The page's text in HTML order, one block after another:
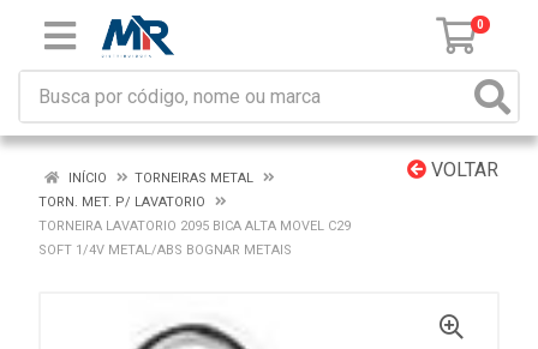
0
VOLTAR
INÍCIO
TORNEIRAS METAL
TORN. MET. P/ LAVATORIO
TORNEIRA LAVATORIO 2095 BICA ALTA MOVEL C29
SOFT 1/4V METAL/ABS BOGNAR METAIS